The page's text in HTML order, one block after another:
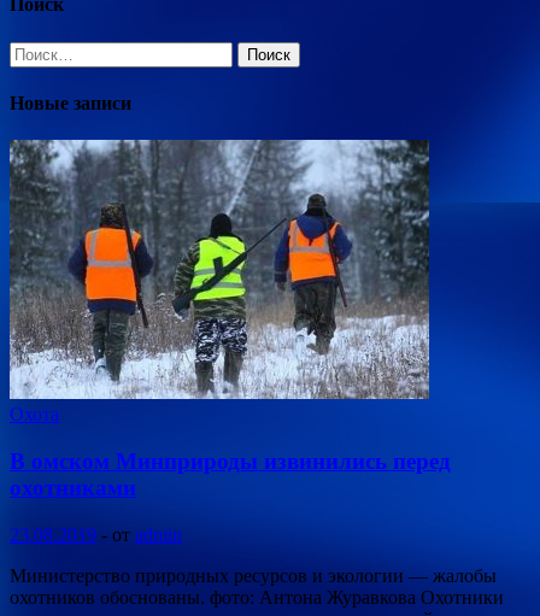
Поиск
Найти:
Новые записи
Охота
В омском Минприроды извинились перед
охотниками
23.08.2019 - от admin
Министерство природных ресурсов и экологии — жалобы
охотников обоснованы. фото: Антона Журавкова Охотники